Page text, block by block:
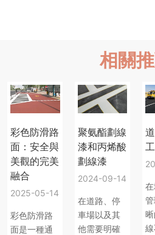
相關
彩色防滑路
面：安全與
美觀的完美
融合
2025-05-14
彩色防滑路
面是一種通
聚氨酯劃線
漆和丙烯酸
劃線漆
2024-09-14
在道路、停
車場以及其
他需要明確